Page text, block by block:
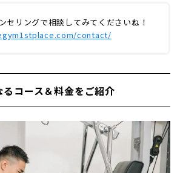
リングで相談してみてくださいね！
contact/
るコース＆料金をご紹介